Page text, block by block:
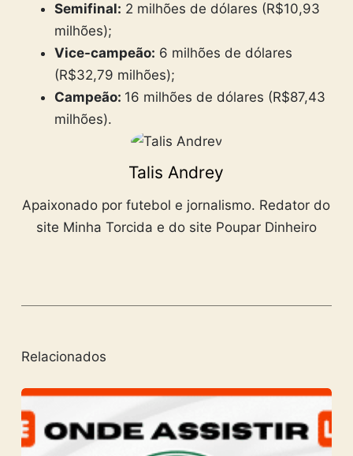
Semifinal: 2 milhões de dólares (R$10,93
milhões);
Vice-campeão: 6 milhões de dólares
(R$32,79 milhões);
Campeão: 16 milhões de dólares (R$87,43
milhões).
Talis Andrey
Apaixonado por futebol e jornalismo. Redator do
site Minha Torcida e do site Poupar Dinheiro
Relacionados